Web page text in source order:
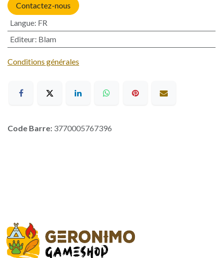
Contactez-nous
Langue: FR
Editeur: Blam
Conditions générales
Code Barre: 3770005767396